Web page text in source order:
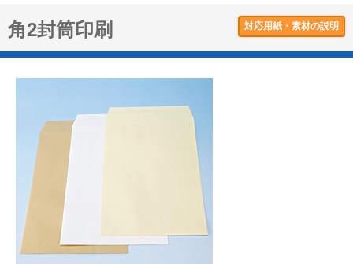
角2封筒印刷 対応用紙・素材の説明